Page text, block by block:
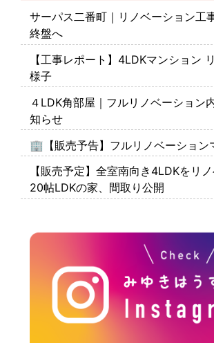
サーパス二番町｜リノベーション工
終盤へ
【工事レポート】4LDKマンション
様子
４LDK角部屋｜フルリノベーション
知らせ
🏢【販売予告】フルリノベーション
【販売予定】全室南向き4LDKをリ
20帖LDKの家、間取り公開